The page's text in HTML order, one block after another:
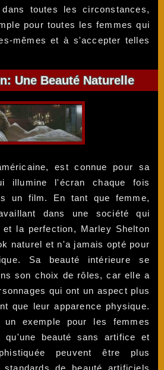
toutes les circonstances,
pour toutes les femmes qui
mêmes et à s'accepter telles
Une Beauté Naturelle
est connue pour sa
illumine l'écran chaque fois
un film. En tant que femme,
dans une société qui
la perfection, Marley Shelton
naturel et n'a jamais opté pour
Sa beauté intérieure se
son choix de rôles, car elle a
qui ont un aspect plus
que leur apparence physique.
exemple pour les femmes
qu'une beauté sans artifice et
peuvent être plus